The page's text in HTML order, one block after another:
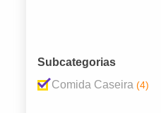
Subcategorias
Comida Caseira (4)